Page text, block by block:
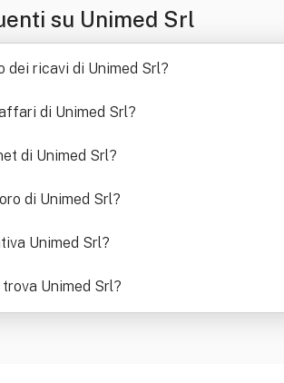
su Unimed Srl
dei ricavi di Unimed Srl?
di Unimed Srl?
di Unimed Srl?
di Unimed Srl?
Unimed Srl?
Unimed Srl?